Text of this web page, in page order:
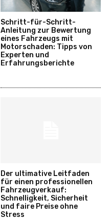
Schritt-für-Schritt-
Anleitung zur Bewertung
eines Fahrzeugs mit
Motorschaden: Tipps von
Experten und
Erfahrungsberichte
Der ultimative Leitfaden
für einen professionellen
Fahrzeugverkauf:
Schnelligkeit, Sicherheit
und faire Preise ohne
Stress